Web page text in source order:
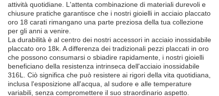
attività quotidiane. L'attenta combinazione di materiali durevoli e
chiusure pratiche garantisce che i nostri gioielli in acciaio placcato
oro 18 carati rimangano una parte preziosa della tua collezione
per gli anni a venire.
La durabilità è al centro dei nostri accessori in acciaio inossidabile
placcato oro 18k. A differenza dei tradizionali pezzi placcati in oro
che possono consumarsi o sbiadire rapidamente, i nostri gioielli
beneficiano della resistenza intrinseca dell'acciaio inossidabile
316L. Ciò significa che può resistere ai rigori della vita quotidiana,
inclusa l'esposizione all'acqua, al sudore e alle temperature
variabili, senza compromettere il suo straordinario aspetto.